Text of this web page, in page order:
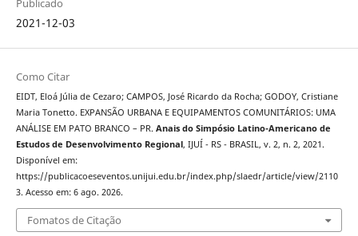
Publicado
2021-12-03
Como Citar
EIDT, Eloá Júlia de Cezaro; CAMPOS, José Ricardo da Rocha; GODOY, Cristiane
Maria Tonetto. EXPANSÃO URBANA E EQUIPAMENTOS COMUNITÁRIOS: UMA
ANÁLISE EM PATO BRANCO – PR. Anais do Simpósio Latino-Americano de
Estudos de Desenvolvimento Regional, IJUÍ - RS - BRASIL, v. 2, n. 2, 2021.
Disponível em:
https://publicacoeseventos.unijui.edu.br/index.php/slaedr/article/view/2110
3. Acesso em: 6 ago. 2026.
Fomatos de Citação